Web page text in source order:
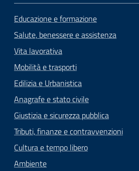
Educazione e formazione
Salute, benessere e assistenza
Vita lavorativa
Mobilità e trasporti
Edilizia e Urbanistica
Anagrafe e stato civile
Giustizia e sicurezza pubblica
Tributi, finanze e contravvenzioni
Cultura e tempo libero
Ambiente